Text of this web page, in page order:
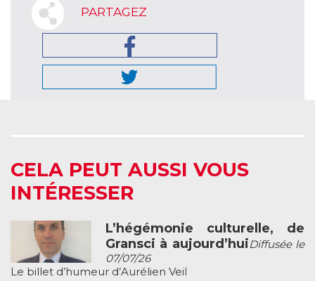
PARTAGEZ
CELA PEUT AUSSI VOUS
INTÉRESSER
L’hégémonie culturelle, de
Gransci à aujourd’huiDiffusée le
07/07/26
Le billet d’humeur d’Aurélien Veil